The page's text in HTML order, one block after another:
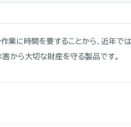
に時間を要することから、近年で
から大切な財産を守る製品です。